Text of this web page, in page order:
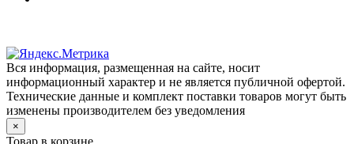
Вся информация, размещенная на сайте, носит
информационный характер и не является публичной офертой.
Технические данные и комплект поставки товаров могут быть
изменены производителем без уведомления
×